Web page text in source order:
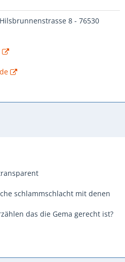
8 - 76530
schlammschlacht mit denen
das die Gema gerecht ist?